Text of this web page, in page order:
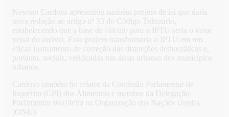
Newton Cardoso apresentou também projeto de lei que daria
nova redação ao artigo nº 33 do Código Tributário,
estabelecendo que a base de cálculo para o IPTU seria o valor
venal do imóvel. Esse projeto transformaria o IPTU em um
eficaz instrumento de correção das distorções democráticas e,
portanto, sociais, verificadas nas áreas urbanas dos municípios
urbanos.
Cardoso também foi relator da Comissão Parlamentar de
Inquérito (CPI) dos Alimentos e membro da Delegação
Parlamentar Brasileira na Organização das Nações Unidas
(ONU).